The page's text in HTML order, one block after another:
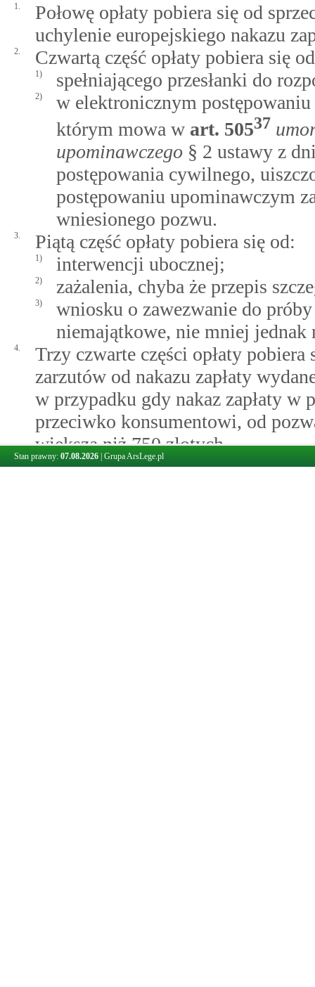
1.
Połowę opłaty pobiera się od
uchylenie europejskiego nakazu
2. Czwartą część opłaty pobiera się
1) spełniającego przesłanki do
2)
w elektronicznym
którym mowa w art. 50537
upominawczego § 2 ustawy z
postępowania cywilnego,
postępowaniu upominawczym
wniesionego pozwu.
3. Piątą część opłaty pobiera się od:
1) interwencji ubocznej;
2) zażalenia, chyba że przepis
3)
wniosku o zawezwanie do
niemajątkowe, nie mniej jednak
4.
Trzy czwarte części opłaty
zarzutów od nakazu zapłaty
w przypadku gdy nakaz zapłaty w
przeciwko konsumentowi, od
większą niż 750 złotych.
Stan prawny: 07.08.2026 Grupa ArsLege.pl